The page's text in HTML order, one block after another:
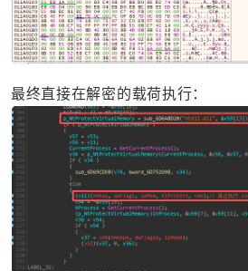
最终直接在解密的载荷执行：